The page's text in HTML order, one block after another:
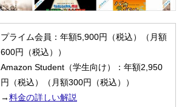
プライム会員：年額5,900円（税込）（月額
600円（税込））
Amazon Student（学生向け）：年額2,950
円（税込）（月額300円（税込））
→料金の詳しい解説